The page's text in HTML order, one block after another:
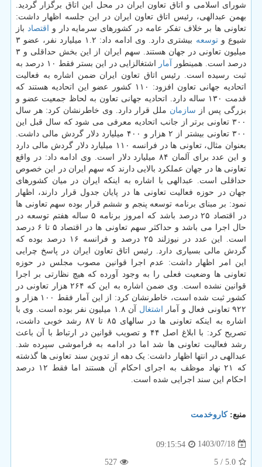
شورای اسلامی و اتاق تعاون ایران در محل این اتاق برگزار گردید.
بهمن عبدالهی، رئیس اتاق تعاون ایران در این جلسه اظهار داشت:
تعاونی ها بر خلاف تفکر عامه در کشورهای سرمایه دار و
اقتصاد باز
شیوع وتوسعه
بیشتری دارد. وی ادامه داد: ۱.۲ میلیارد نفر، عضو ۳
میلیون تعاونی در جهان هستند. سهم ایران از این بخش حداقلی و ۳
درصد است. همینطور
آمار
اشتغالزایی در این بستر فقط ۱۰ درصد به
ثبت رسیده است. رئیس اتاق تعاون ایران ضمن اشاره به فعالیت
اتحادیه جهانی تعاون افزود: ۱۱۰ کشور عضو این اتحادیه هستند که
قدمت ۱۳۰ ساله دارد. اتحادیه جهانی تعاون به لحاظ جمعیت عضو و
بزرگی پس از سازمان ملل قرار دارد. وی خاطرنشان کرد: هر سال
۳۰۰ تعاونی برتر از جانب اتحادیه معرفی می شود که سال قبل این
۳۰۰ تعاونی بیشتر از ۲ هزار و ۴۰۰ میلیارد دلار گردش مالی داشت.
بعنوان مثال، تعاونی ها در فرانسه ۱۱۰ میلیارد دلار گردش مالی دارد
و این عدد برای آلمان ۸۴ میلیارد دلار است. وی ادامه داد: در واقع
تعاونی ها در جهان عملکرد بالایی دارند که سهم ایران در این خصوص
حداقلی است. عبدالهی با اشاره به اینکه ایران در میان کشورهای
جهان در حوزه فعالیت تعاونی ها در پایان جدول قرار دارند، اظهار
نمود: بر مبنای برنامه توسعه پنجم و ششم قرار بوده سهم تعاونی ها
در اقتصاد ۲۵ درصد باشد که امروز برنامه ۵ ساله هفتم توسعه در
حال اجرا می باشد و حداکثر سهم تعاونی ها در اقتصاد ۵ تا ۶ درصد
است. این عدد در نیوزلند ۲۵ درصد و فرانسه ۱۶ درصد بوده که
گردش مالی بسیاری دارد. رئیس اتاق تعاون ایران در پاسخ چرایی
این امر اظهار داشت: عدم اجرا قوانین مصوب مجلس در حوزه
تعاونی ها وضعیت فعلی را به وجود آورده که هیچ نظارتی بر اجرا
قوانین نشده است. وی ضمن اشاره به این که ۲۶۴ هزار تعاونی در
کشور ثبت شده است، خاطرنشان کرد: از این آمار فقط ۱۰۰ هزار و
۹۲۲ تعاونی فعال و آمار
اشتغال
آن ۱.۸ میلیون نفر بوده است. وی با
اشاره به اینکه تعاونی ها در سالهای ۸۵ تا ۸۷ رشد خوبی داشت،
تصریح کرد: با ابلاغ اصل ۴۴ و تصویب قوانین در ارتباط با آن باعث
رشد فعالیت تعاونی ها شد اما در ادامه به فراموشی سپرده شد.
عبدالهی در انتها اظهار داشت: یک دهه از تدوین سند تعاونی ها گذشته
که ۲۱ نهاد موظف به اجرای احکام آن هستند اما فقط ۱۲ درصد
احکام این سند اجرایی شده است.
منبع:كاروخدمت
1403/07/18
09:15:54
5.0
/ 5
527